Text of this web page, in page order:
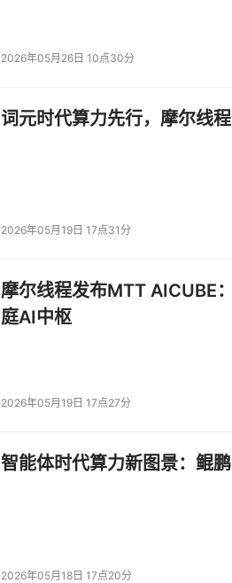
2026年05月26日 10点30分
词元时代算力先行，摩尔线
2026年05月19日 17点31分
摩尔线程发布MTT AICUBE
庭AI中枢
2026年05月19日 17点27分
智能体时代算力新图景：鲲
2026年05月18日 17点20分